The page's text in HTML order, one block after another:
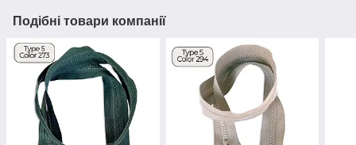
Подібні товари компанії